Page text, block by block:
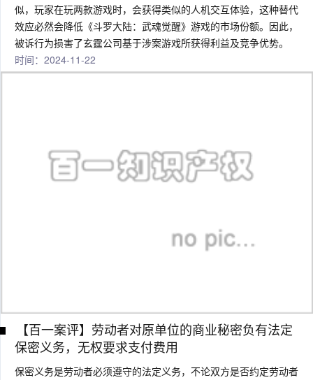
似，玩家在玩两款游戏时，会获得类似的人机交互体验，这种替代
效应必然会降低《斗罗大陆：武魂觉醒》游戏的市场份额。因此，
被诉行为损害了玄霆公司基于涉案游戏所获得利益及竞争优势。
时间：2024-11-22
【百一案评】劳动者对原单位的商业秘密负有法定
保密义务，无权要求支付费用
保密义务是劳动者必须遵守的法定义务，不论双方是否约定劳动者